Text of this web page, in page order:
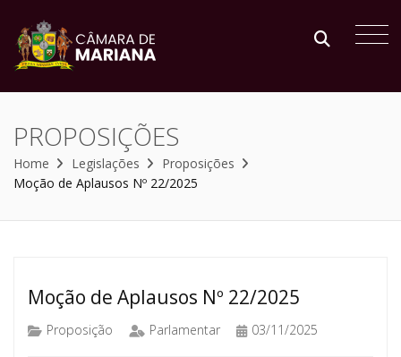
PROPOSIÇÕES
Home Legislações
Proposições
Moção de Aplausos Nº 22/2025
Moção de Aplausos Nº 22/2025
Proposição Parlamentar 03/11/2025